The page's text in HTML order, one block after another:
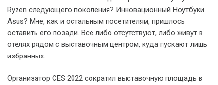
Ryzen следующего поколения? Инновационный Ноутбуки
Asus? Мне, как и остальным посетителям, пришлось
оставить его позади. Все либо отсутствуют, либо живут в
отелях рядом с выставочным центром, куда пускают лишь
избранных.
Организатор CES 2022 сократил выставочную площадь в